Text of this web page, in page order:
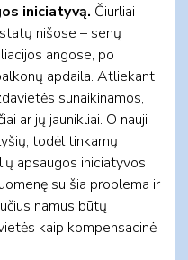
iniciatyvą. Čiurliai
nišose – senų
angose, po
apdaila. Atliekant
sunaikinamos,
ar jų jaunikliai. O nauji
todėl tinkamų
apsaugos iniciatyvos
su šia problema ir
namus būtų
kaip kompensacinė